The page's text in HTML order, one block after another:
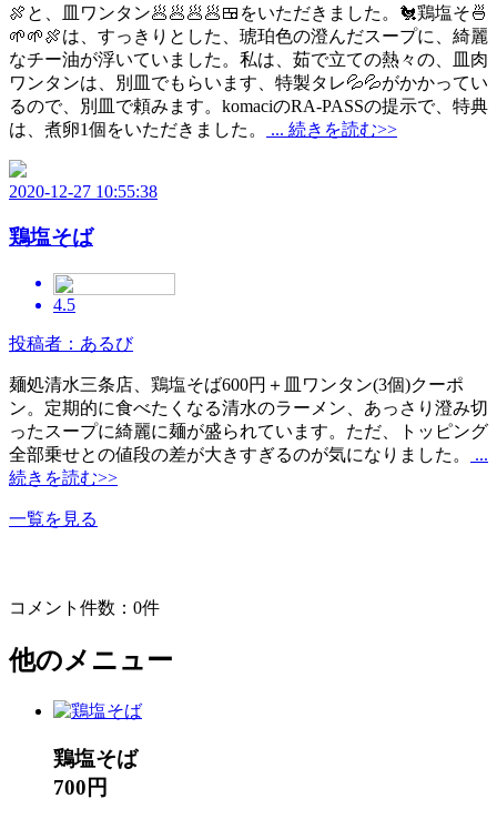
🍖と、皿ワンタン🥟🥟🥟🥟🍱をいただきました。🐔鶏塩そ🍜
🌱🌱🍖は、すっきりとした、琥珀色の澄んだスープに、綺麗
なチー油が浮いていました。私は、茹で立ての熱々の、皿肉
ワンタンは、別皿でもらいます、特製タレ💦💦がかかってい
るので、別皿で頼みます。komaciのRA-PASSの提示で、特典
は、煮卵1個をいただきました。
... 続きを読む>>
2020-12-27 10:55:38
鶏塩そば
4.5
投稿者：あるび
麺処清水三条店、鶏塩そば600円＋皿ワンタン(3個)クーポ
ン。定期的に食べたくなる清水のラーメン、あっさり澄み切
ったスープに綺麗に麺が盛られています。ただ、トッピング
全部乗せとの値段の差が大きすぎるのが気になりました。
...
続きを読む>>
一覧を見る
コメント件数：0件
他のメニュー
鶏塩そば
700円